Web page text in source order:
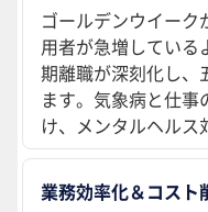
ゴールデンウイー
用者が急増している
期離職が深刻化し、
ます。気象病と仕
け、メンタルヘルス
業務効率化＆コス